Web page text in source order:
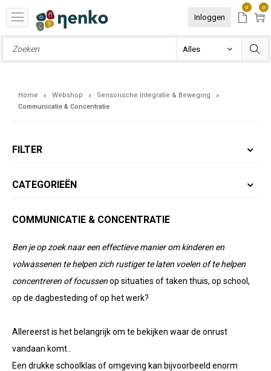
Inloggen
0 0
Home Webshop
Sensorische Integratie & Beweging
Communicatie & Concentratie
FILTER
CATEGORIEËN
COMMUNICATIE & CONCENTRATIE
Ben je op zoek naar een effectieve manier om kinderen en
volwassenen te helpen zich rustiger te laten voelen of te helpen
concentreren of focussenop situaties of taken thuis, op school,
op de dagbesteding of op het werk?
Allereerst is het belangrijk om te bekijken waar de onrust
vandaan komt..
Een drukke schoolklas of omgeving kan bijvoorbeeld enorm